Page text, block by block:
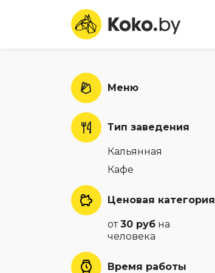
Меню
Тип заведения
Кальянная
Кафе
Ценовая категория
от30 руб на
человека
Время работы